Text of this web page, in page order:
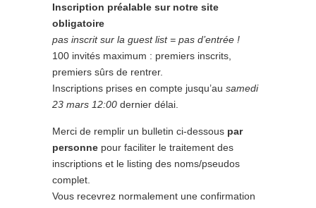
Inscription préalable sur notre site
obligatoire
pas inscrit sur la guest list = pas d’entrée !
100 invités maximum : premiers inscrits,
premiers sûrs de rentrer.
Inscriptions prises en compte jusqu’au samedi
23 mars 12:00 dernier délai.
Merci de remplir un bulletin ci-dessous par
personne pour faciliter le traitement des
inscriptions et le listing des noms/pseudos
complet.
Vous recevrez normalement une confirmation